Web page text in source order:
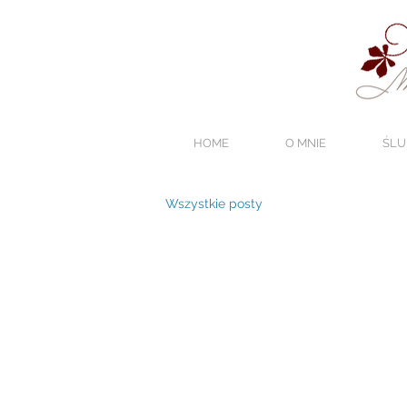
HOME O MNIE
Wszystkie posty